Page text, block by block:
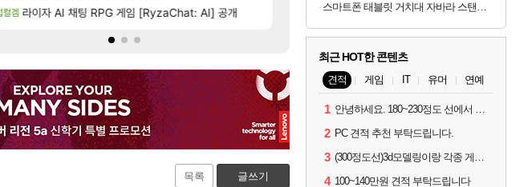
아 와 퍼클나왔당 [61]
FCO 와ㅅㅂ 현질 금액 1억이 넘네요..다들 꼭 해보십
컬겜 라이자 AI 채팅 RPG 게임 [RyzaChat: AI] 공개 리밋제로 테스트 때는 로비에 온라인 기능이 있는데
목록 글쓰기
스마트폰 태블릿 거치대 자바라 스탠드, 블랙, 1개
최근 HOT한 콘텐츠
견적 게임 IT 유머 연예
1 안녕하세요. 180~230정도 선에서 잡고싶습니다.
2 PC 견적 추천 부탁드립니다.
3 (300정도선)3d모델링이랑 각종 게임을 하는데 견적부탁드립니다!300정도선
4 100~140만원 견적 부탁드립니다